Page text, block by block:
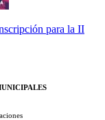
para la II